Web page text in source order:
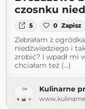
czosnku
5 0 Zapisz
Zebrałam z
niedźwiedziego i
zrobić? I wpadł mi
chciałam też (...)
Kulinarne